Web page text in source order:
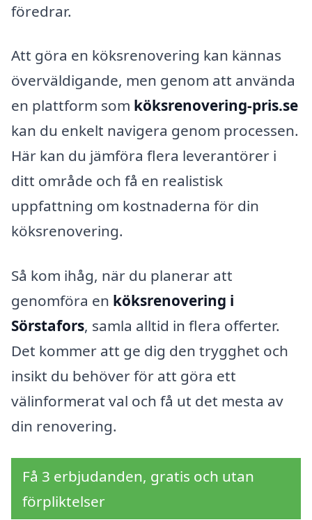
föredrar.
Att göra en köksrenovering kan kännas
överväldigande, men genom att använda
en plattform som köksrenovering-pris.se
kan du enkelt navigera genom processen.
Här kan du jämföra flera leverantörer i
ditt område och få en realistisk
uppfattning om kostnaderna för din
köksrenovering.
Så kom ihåg, när du planerar att
genomföra en köksrenovering i
Sörstafors, samla alltid in flera offerter.
Det kommer att ge dig den trygghet och
insikt du behöver för att göra ett
välinformerat val och få ut det mesta av
din renovering.
Få 3 erbjudanden, gratis och utan
förpliktelser